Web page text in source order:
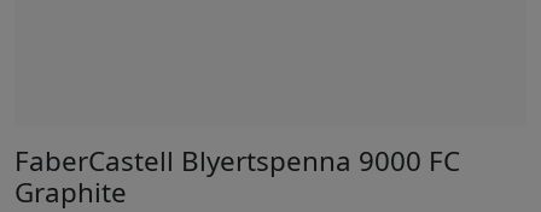
FaberCastell Blyertspenna 9000 FC
Graphite